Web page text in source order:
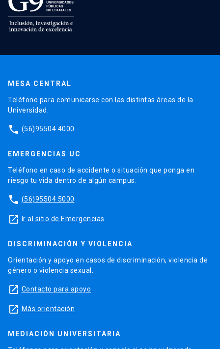
MESA CENTRAL
Teléfono para comunicarse con las distintas áreas de la
Universidad.
phone (56)95504 4000
EMERGENCIAS UC
Teléfono en caso de accidente o situación que ponga en
riesgo tu vida dentro de algún campus.
phone (56)95504 5000
launch Ir al sitio de Emergencias
DISCRIMINACIÓN Y VIOLENCIA
Orientación y apoyo en casos de discriminación, violencia de
género o violencia sexual.
launch Contacto para apoyo
launch Más orientación
MEDIACIÓN UNIVERSITARIA